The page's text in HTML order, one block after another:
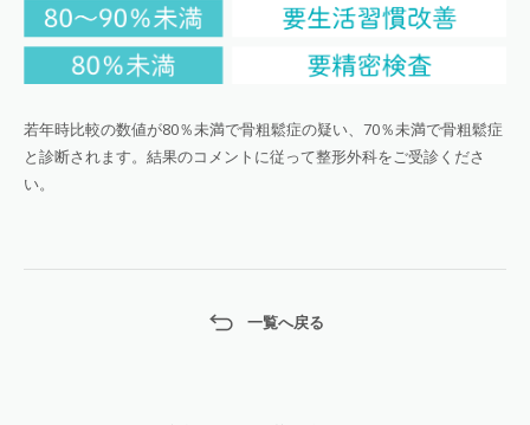
若年時比較の数値が80％未満で骨粗鬆症の疑い、70％未満で骨粗鬆症
と診断されます。結果のコメントに従って整形外科をご受診くださ
い。
一覧へ戻る